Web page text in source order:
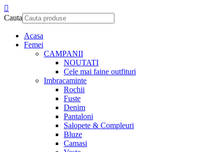
Cauta
Acasa
Femei
CAMPANII
NOUTATI
Cele mai faine outfituri
Imbracaminte
Rochii
Fuste
Denim
Pantaloni
Salopete & Compleuri
Bluze
Camasi